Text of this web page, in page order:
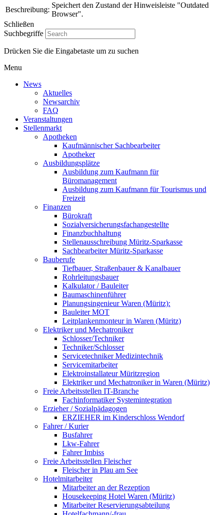
Beschreibung:
Speichert den Zustand der Hinweisleiste "Outdated
Browser".
Schließen
Suchbegriffe
Drücken Sie die Eingabetaste um zu suchen
Menu
News
Aktuelles
Newsarchiv
FAQ
Veranstaltungen
Stellenmarkt
Apotheken
Kaufmännischer Sachbearbeiter
Apotheker
Ausbildungsplätze
Ausbildung zum Kaufmann für
Büromanagement
Ausbildung zum Kaufmann für Tourismus und
Freizeit
Finanzen
Bürokraft
Sozialversicherungsfachangestellte
Finanzbuchhaltung
Stellenausschreibung Müritz-Sparkasse
Sachbearbeiter Müritz-Sparkasse
Bauberufe
Tiefbauer, Straßenbauer & Kanalbauer
Rohrleitungsbauer
Kalkulator / Bauleiter
Baumaschinenführer
Planungsingenieur Waren (Müritz):
Bauleiter MOT
Leitplankenmonteur in Waren (Müritz)
Elektriker und Mechatroniker
Schlosser/Techniker
Techniker/Schlosser
Servicetechniker Medizintechnik
Servicemitarbeiter
Elektroinstallateur Müritzregion
Elektriker und Mechatroniker in Waren (Müritz)
Freie Arbeitsstellen IT-Branche
Fachinformatiker Systemintegration
Erzieher / Sozialpädagogen
ERZIEHER im Kinderschloss Wendorf
Fahrer / Kurier
Busfahrer
Lkw-Fahrer
Fahrer Imbiss
Freie Arbeitsstellen Fleischer
Fleischer in Plau am See
Hotelmitarbeiter
Mitarbeiter an der Rezeption
Housekeeping Hotel Waren (Müritz)
Mitarbeiter Reservierungsabteilung